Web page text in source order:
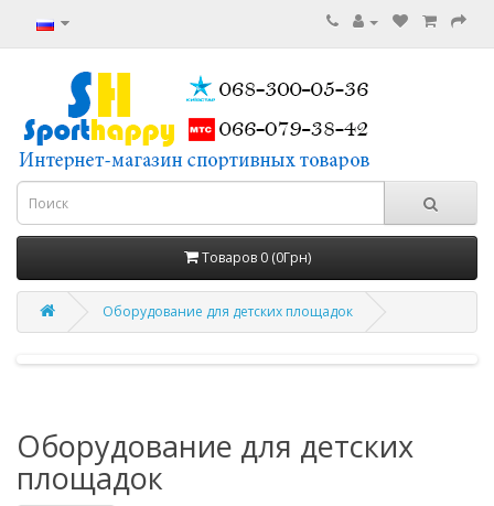
Товаров 0 (0Грн)
Оборудование для детских площадок
Оборудование для детских
площадок